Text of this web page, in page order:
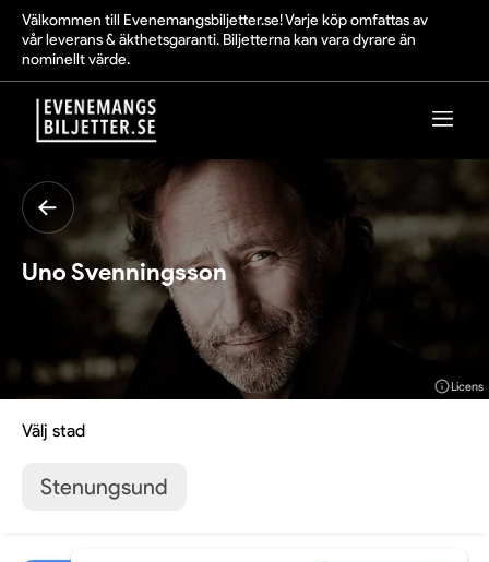
Välkommen till Evenemangsbiljetter.se! Varje köp omfattas av
vår leverans & äkthetsgaranti. Biljetterna kan vara dyrare än
nominellt värde.
Uno Svenningsson
Licens
Välj stad
Stenungsund